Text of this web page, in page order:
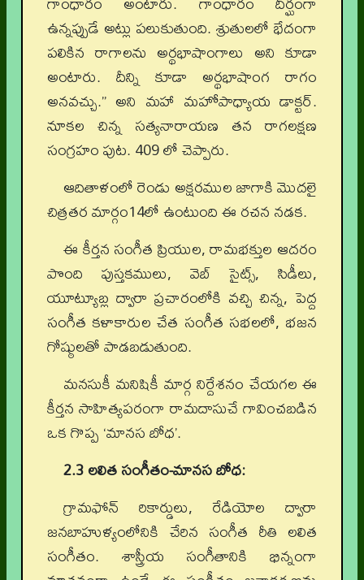
ఉన్నప్పుడే అట్లు పలుకుతుంది. శ్రుతులలో భేదంగా
పలికిన రాగాలను అర్థభాషాంగాలు అని కూడా
అంటారు. దీన్ని కూడా అర్థభాషాంగ రాగం
అనవచ్చు.” అని మహా మహోపాధ్యాయ డాక్టర్.
నూకల చిన్న సత్యనారాయణ తన రాగలక్షణ
సంగ్రహం పుట. 409 లో చెప్పారు.
ఆదితాళంలో రెండు అక్షరముల జాగాకి మొదలై
చిత్రతర మార్గం14లో ఉంటుంది ఈ రచన నడక.
ఈ కీర్తన సంగీత ప్రియుల, రామభక్తుల ఆదరం
పొంది పుస్తకములు, వెబ్ సైట్స్, సిడీలు,
యూట్యూబ్ల ద్వారా ప్రచారంలోకి వచ్చి చిన్న, పెద్ద
సంగీత కళాకారుల చేత సంగీత సభలలో, భజన
గోష్ఠులతో పాడబడుతుంది.
మనసుకీ మనిషికీ మార్గ నిర్దేశనం చేయగల ఈ
కీర్తన సాహిత్యపరంగా రామదాసుచే గావించబడిన
ఒక గొప్ప ‘మానస బోధ’.
2.3 లలిత సంగీతం-మానస బోధ:
గ్రామఫోన్ రికార్డులు, రేడియోల ద్వారా
జనబాహుళ్యంలోనికి చేరిన సంగీత రీతి లలిత
సంగీతం. శాస్త్రీయ సంగీతానికి భిన్నంగా